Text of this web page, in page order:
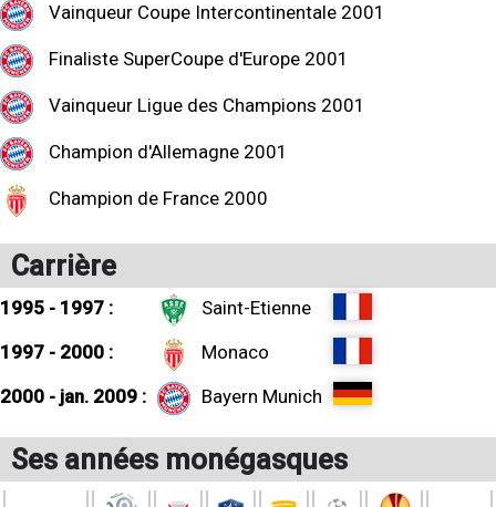
Vainqueur Coupe Intercontinentale 2001
Finaliste SuperCoupe d'Europe 2001
Vainqueur Ligue des Champions 2001
Champion d'Allemagne 2001
Champion de France 2000
Carrière
1995 - 1997 :
Saint-Etienne
1997 - 2000 :
Monaco
2000 - jan. 2009 :
Bayern Munich
Ses années monégasques